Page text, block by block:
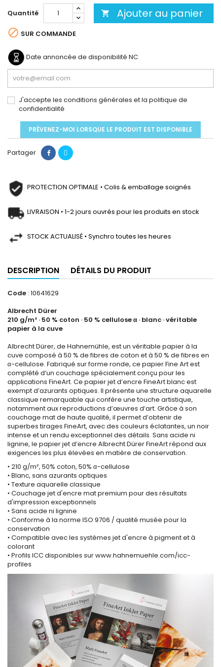
Quantité  Ajouter au panier
 SUR COMMANDE
Date annoncée de disponibilité NC
J'accepte les conditions générales et la politique de
confidentialité
PRÉVENEZ-MOI LORSQUE LE PRODUIT EST DISPONIBLE
Partager
PROTECTION OPTIMALE • Colis & emballage soignés
LIVRAISON • 1-2 jours ouvrés pour les produits en stock
STOCK ACTUALISÉ • Synchro toutes les heures
DESCRIPTION DÉTAILS DU PRODUIT
Code : 10641629
Albrecht Dürer
210 g/m² · 50 % coton · 50 % cellulose α · blanc · véritable
papier à la cuve
Albrecht Dürer, de Hahnemühle, est un véritable papier à la
cuve composé à 50 % de fibres de coton et à 50 % de fibres en
α-cellulose. Fabriqué sur forme ronde, ce papier Fine Art est
complété d’un couchage spécialement conçu pour les
applications FineArt. Ce papier jet d’encre FineArt blanc est
exempt d’azurants optiques. Il présente une structure aquarelle
classique remarquable qui confère une touche artistique,
notamment aux reproductions d’œuvres d’art. Grâce à son
couchage mat de haute qualité, il permet d’obtenir de
superbes tirages FineArt, avec des couleurs éclatantes, un noir
intense et un rendu exceptionnel des détails. Sans acide ni
lignine, le papier jet d’encre Albrecht Dürer FineArt répond aux
exigences les plus élevées en matière de conservation.
• 210 g/m², 50% coton, 50% α-cellulose
• Blanc, sans azurants optiques
• Texture aquarelle classique
• Couchage jet d'encre mat premium pour des résultats
d'impression exceptionnels
• Sans acide ni lignine
• Conforme à la norme ISO 9706 / qualité musée pour la
conservation
• Compatible avec les systèmes jet d'encre à pigment et à
colorant
• Profils ICC disponibles sur www.hahnemuehle.com/icc-
profiles